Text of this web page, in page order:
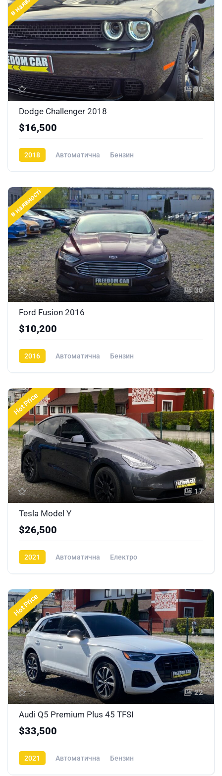
30
Dodge Challenger 2018
$16,500
2018 Автоматична Бензин
в наявності
30
Ford Fusion 2016
$10,200
2016 Автоматична Бензин
Hot Price
17
Tesla Model Y
$26,500
2021 Автоматична Електро
Hot Price
22
Audi Q5 Premium Plus 45 TFSI
$33,500
2021 Автоматична Бензин